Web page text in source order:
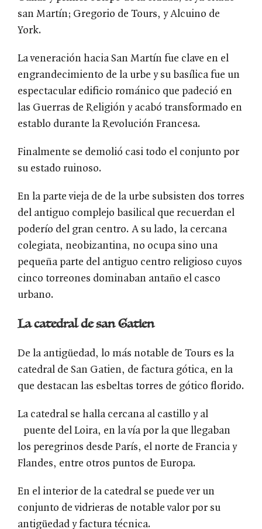
san Martín; Gregorio de Tours, y Alcuino de
York.
La veneración hacia San Martín fue clave en el
engrandecimiento de la urbe y su basílica fue un
espectacular edificio románico que padeció en
las Guerras de Religión y acabó transformado en
establo durante la Revolución Francesa.
Finalmente se demolió casi todo el conjunto por
su estado ruinoso.
En la parte vieja de de la urbe subsisten dos torres
del antiguo complejo basilical que recuerdan el
poderío del gran centro. A su lado, la cercana
colegiata, neobizantina, no ocupa sino una
pequeña parte del antiguo centro religioso cuyos
cinco torreones dominaban antaño el casco
urbano.
La catedral de san Gatien
De la antigüedad, lo más notable de Tours es la
catedral de San Gatien, de factura gótica, en la
que destacan las esbeltas torres de gótico florido.
La catedral se halla cercana al castillo y al
puente del Loira, en la vía por la que llegaban
los peregrinos desde París, el norte de Francia y
Flandes, entre otros puntos de Europa.
En el interior de la catedral se puede ver un
conjunto de vidrieras de notable valor por su
antigüedad y factura técnica.